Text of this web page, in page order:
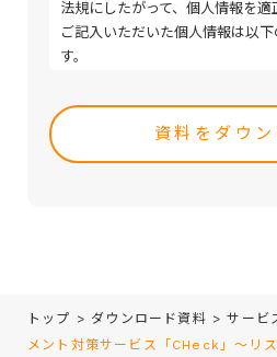
法規にしたがって、個人情報を適
ご記入いただいた個人情報は以
す。
注、決済および対応
・取引（提案）に基づく役務等
・当社サービス等に関する情報の
leave
this
field
トップ > ダウンロード資料 >サービ
メント対策サービス「CHeck」～リ